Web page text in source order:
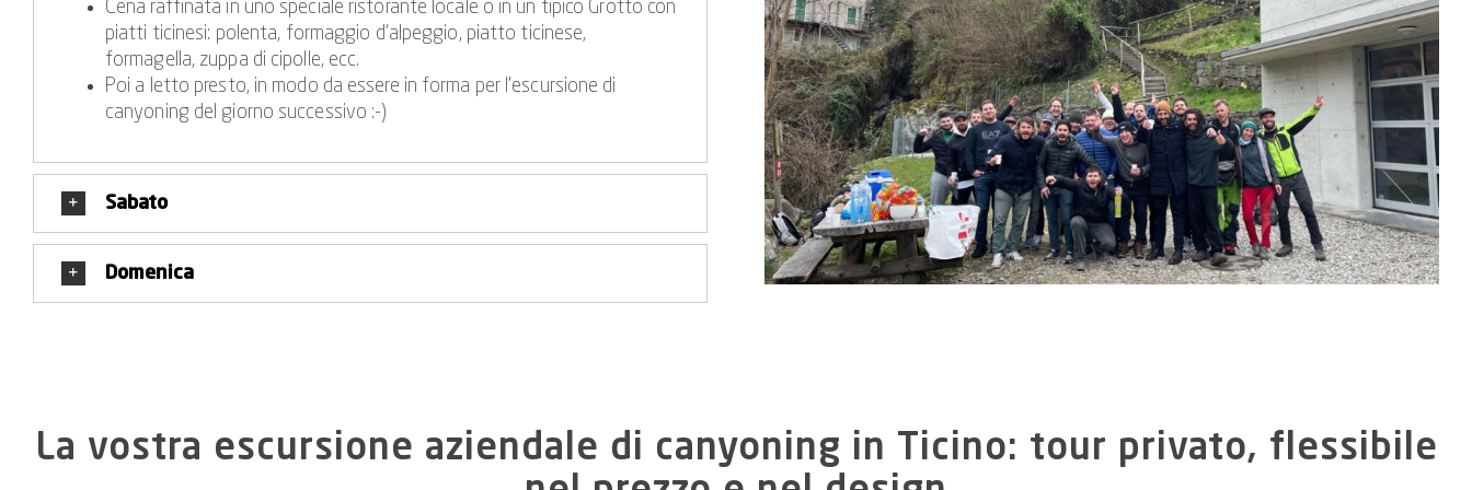
Cena raffinata in uno speciale ristorante locale o in un tipico Grotto con
piatti ticinesi: polenta, formaggio d’alpeggio, piatto ticinese,
formagella, zuppa di cipolle, ecc.
Poi a letto presto, in modo da essere in forma per l’escursione di
canyoning del giorno successivo :-)
Sabato
Domenica
La vostra escursione aziendale di canyoning in Ticino: tour privato, flessibile